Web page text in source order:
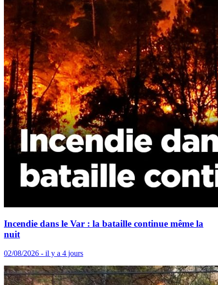
Incendie dans le Var : la bataille continue même la
nuit
02/08/2026 - il y a 4 jours